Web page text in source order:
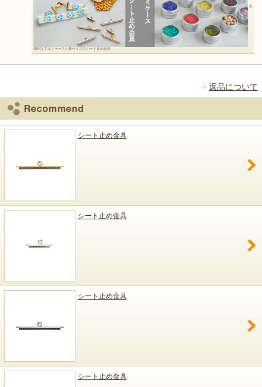
便利なアルミケースと新サイズのシート止め金具
返品について
シート止め金具
シート止め金具
シート止め金具
シート止め金具